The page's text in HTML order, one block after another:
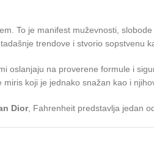
To je manifest muževnosti,
trendove i stvorio sopstvenu
oslanjaju na proverene formule i
koji je jednako snažan kao i
Dior, Fahrenheit predstavlja jedan